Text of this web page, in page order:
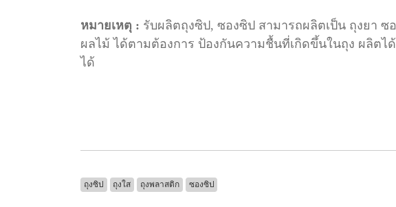
หมายเหตุ : รับผลิตถุงซิป, ซองซิป สามารถผลิตเป็น ถุงยา
ผลไม้ ได้ตามต้องการ ป้องกันความชื้นที่เกิดขึ้นในถุง ผลิต
ได้
ถุงซิป ถุงใส ถุงพลาสติก ซองซิป